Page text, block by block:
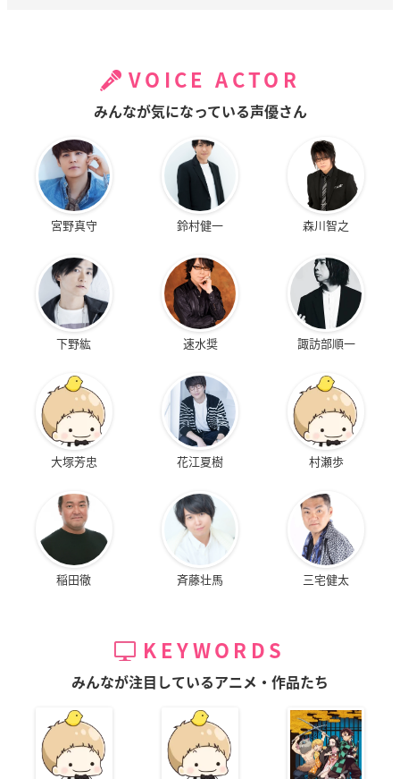
VOICE ACTOR
みんなが気になっている声優さん
宮野真守 鈴村健一 森川智之
下野紘 速水奨 諏訪部順一
大塚芳忠 花江夏樹 村瀬歩
稲田徹 斉藤壮馬 三宅健太
KEYWORDS
みんなが注目しているアニメ・作品たち